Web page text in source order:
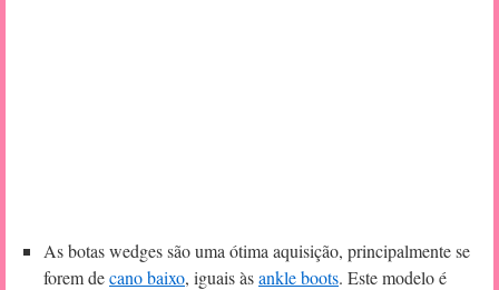
As botas wedges são uma ótima aquisição, principalmente se
forem decano baixo, iguais àsankle boots. Este modelo é